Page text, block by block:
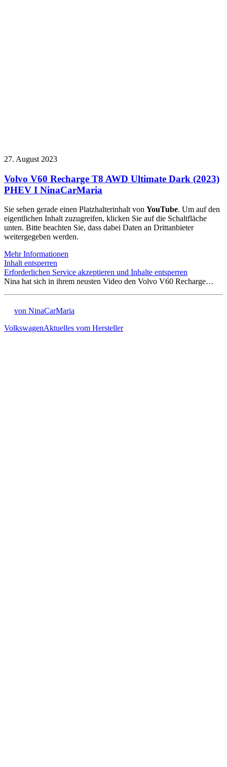
27. August 2023
Volvo V60 Recharge T8 AWD Ultimate Dark (2023)
PHEV I NinaCarMaria
Sie sehen gerade einen Platzhalterinhalt von YouTube. Um auf den
eigentlichen Inhalt zuzugreifen, klicken Sie auf die Schaltfläche
unten. Bitte beachten Sie, dass dabei Daten an Drittanbieter
weitergegeben werden.
Mehr Informationen
Inhalt entsperren
Erforderlichen Service akzeptieren und Inhalte entsperren
Nina hat sich in ihrem neusten Video den Volvo V60 Recharge…
von NinaCarMaria
VolkswagenAktuelles vom Hersteller